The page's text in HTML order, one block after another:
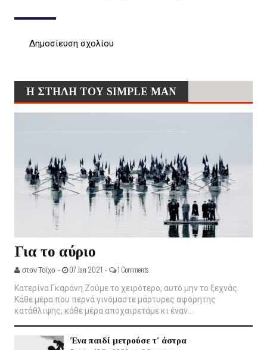
Δημοσίευση σχολίου
Η ΣΤΗΛΗ ΤΟΥ SIMPLE MAN
Για το αύριο
στον Τοίχο - 07 Jan 2021 - 1 Comments
Κατερίνα Γκαράνη Ζούμε το χειρότερο, αυτό μην το ξεχνάς.
Κάθε μέρα που περνά γινόμαστε μάρτυρες αφόρητης
κατάθλιψης, κάθε μέρα αποχαιρετάμε κι έναν...
Ένα παιδί μετρούσε τ' άστρα